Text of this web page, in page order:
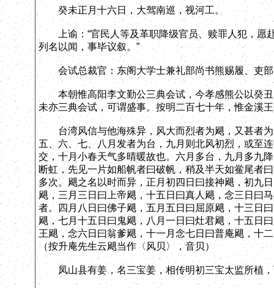
癸未正月十六日，大驾南巡，视河工。
上谕：“官民人等及革职降级官员、赎罪人犯，愿
列名以闻，事毕议叙。”
会试总裁官：东阁大学士兼礼部尚书熊赐履、吏部
本朝惟高阳李文勤公三典会试，今孝感熊公以癸丑
未亦三典会试，可谓盛事。按明二百七十年，惟金溪
台湾风信与他海殊异，风大而烈者为飓，又甚者为
五、六、七、八月发者为台，九月则北风初烈，或至
交，十月小春天气多晴暖故也。六月多台，九月多九
断虹，先见一片如船帆者曰破帆，稍及半天如鲎尾者
多次。飓之名以时而异，正月初四日曰接神飓，初九
飓，三月三日曰上帝飓，十五日曰真人飓，念三日曰
者。四月八日曰佛子飓，五月五日曰屈原飓，十三日
飓，七月十五日曰鬼飓，八月一日曰灶君飓，十五日
王飓，念六日曰翁爹飓，十一月念七日曰普庵飓，十
（按升庵先生云飓当作〈风贝〉，音贝）
凤山县有姜，名三宝姜，相传明初三宝太监所植，